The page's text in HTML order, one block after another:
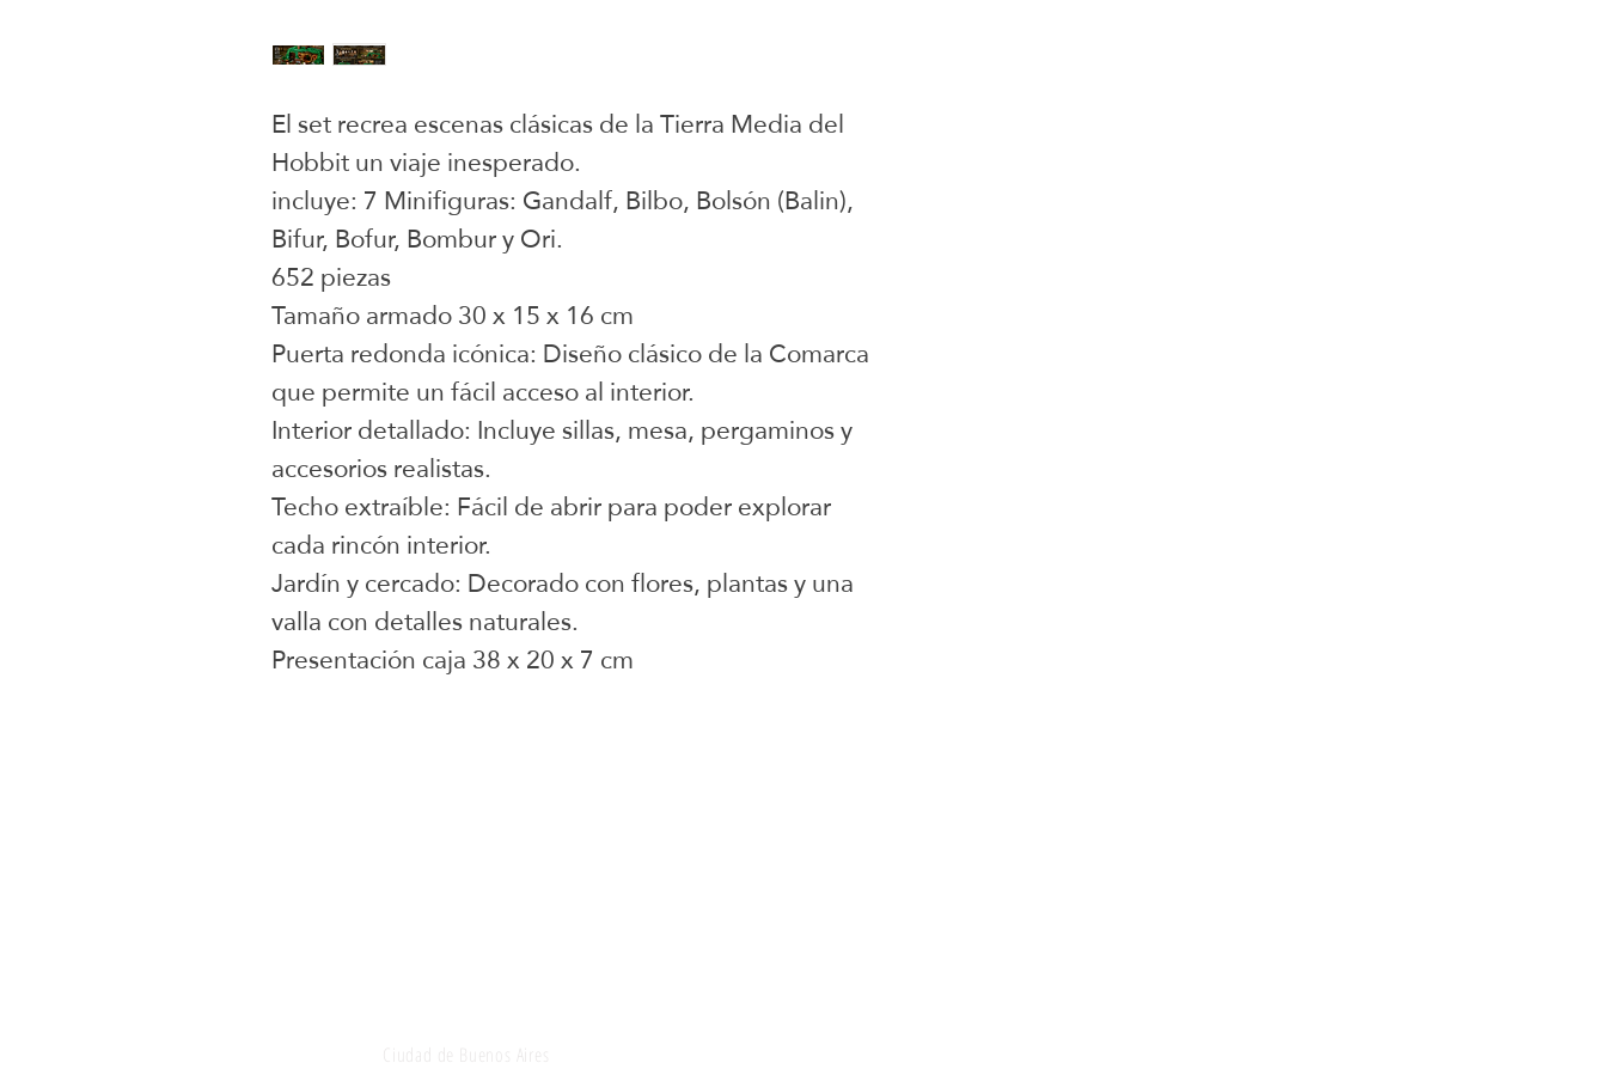
El set recrea escenas clásicas de la Tierra Media del
Hobbit un viaje inesperado.
incluye: 7 Minifiguras: Gandalf, Bilbo, Bolsón (Balin),
Bifur, Bofur, Bombur y Ori.
652 piezas
Tamaño armado 30 x 15 x 16 cm
Puerta redonda icónica: Diseño clásico de la Comarca
que permite un fácil acceso al interior.
Interior detallado: Incluye sillas, mesa, pergaminos y
accesorios realistas.
Techo extraíble: Fácil de abrir para poder explorar
cada rincón interior.
Jardín y cercado: Decorado con flores, plantas y una
valla con detalles naturales.
Presentación caja 38 x 20 x 7 cm
Ciudad de Buenos Aires